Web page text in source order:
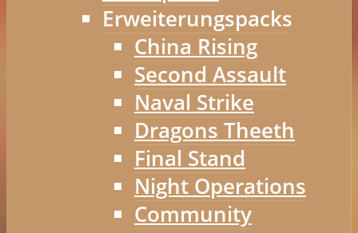
Erweiterungspacks
China Rising
Second Assault
Naval Strike
Dragons Theeth
Final Stand
Night Operations
Community